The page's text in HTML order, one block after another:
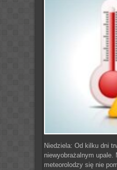
Niedziela: Od kilku dni
niewyobrażalnym upale.
meteorolodzy się nie